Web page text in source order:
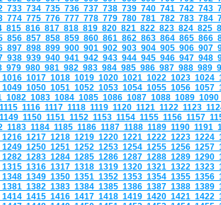
733 734 735 736 737 738 739 740 741 742 743
774 775 776 777 778 779 780 781 782 783 784
815 816 817 818 819 820 821 822 823 824 825
856 857 858 859 860 861 862 863 864 865 866
897 898 899 900 901 902 903 904 905 906 907
938 939 940 941 942 943 944 945 946 947 948
979 980 981 982 983 984 985 986 987 988 989
1016 1017 1018 1019 1020 1021 1022 1023 1024
1049 1050 1051 1052 1053 1054 1055 1056 1057
1082 1083 1084 1085 1086 1087 1088 1089
1115 1116 1117 1118 1119 1120 1121 1122 1123
1149 1150 1151 1152 1153 1154 1155 1156 1157
1183 1184 1185 1186 1187 1188 1189 1190 1191
1216 1217 1218 1219 1220 1221 1222 1223 1224
1249 1250 1251 1252 1253 1254 1255 1256 1257
1282 1283 1284 1285 1286 1287 1288 1289 1290
1315 1316 1317 1318 1319 1320 1321 1322 1323
1348 1349 1350 1351 1352 1353 1354 1355 1356
1381 1382 1383 1384 1385 1386 1387 1388 1389
1414 1415 1416 1417 1418 1419 1420 1421 1422